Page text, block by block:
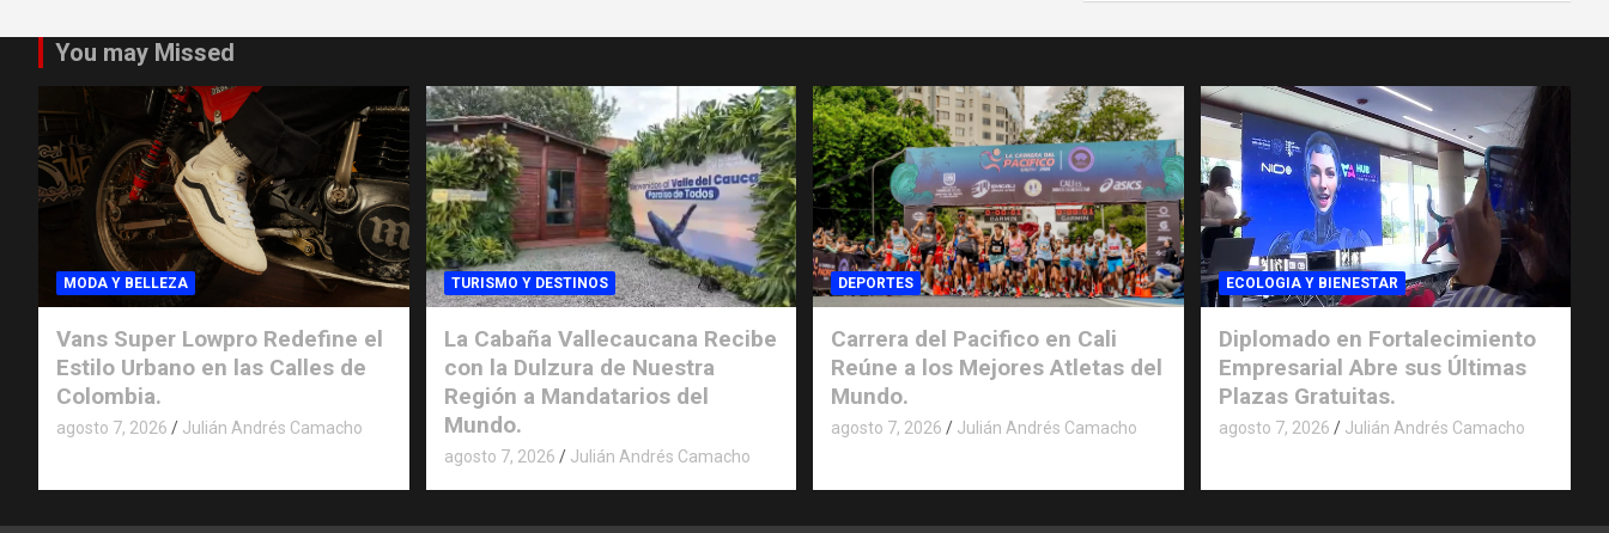
You may Missed
MODA Y BELLEZA
Vans Super Lowpro Redefine el
Estilo Urbano en las Calles de
Colombia.
agosto 7, 2026 Julián Andrés Camacho
TURISMO Y DESTINOS
La Cabaña Vallecaucana Recibe
con la Dulzura de Nuestra
Región a Mandatarios del
Mundo.
agosto 7, 2026 Julián Andrés Camacho
DEPORTES
Carrera del Pacifico en Cali
Reúne a los Mejores Atletas del
Mundo.
agosto 7, 2026 Julián Andrés Camacho
ECOLOGIA Y BIENESTAR
Diplomado en Fortalecimiento
Empresarial Abre sus Últimas
Plazas Gratuitas.
agosto 7, 2026 Julián Andrés Camacho